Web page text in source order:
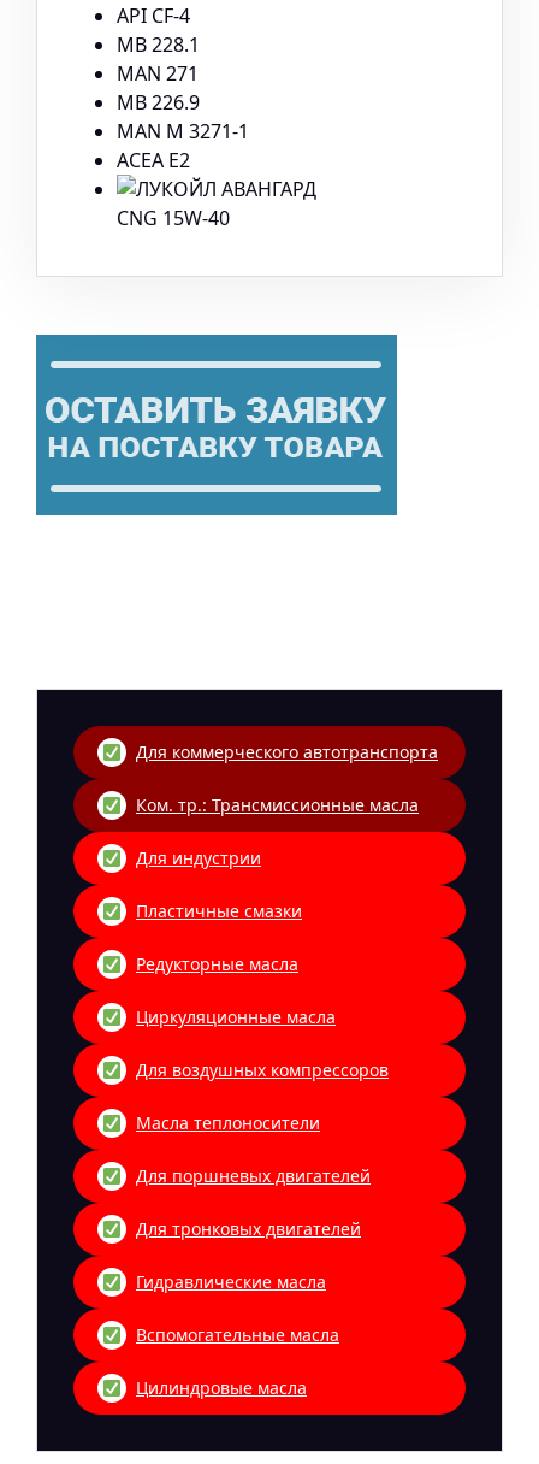
API CF-4
MB 228.1
MAN 271
MB 226.9
MAN M 3271-1
ACEA E2
Для коммерческого автотранспорта
Ком. тр.: Трансмиссионные масла
Для индустрии
Пластичные смазки
Редукторные масла
Циркуляционные масла
Для воздушных компрессоров
Масла теплоносители
Для поршневых двигателей
Для тронковых двигателей
Гидравлические масла
Вспомогательные масла
Цилиндровые масла